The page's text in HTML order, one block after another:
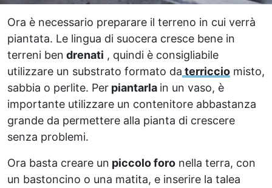
Ora è necessario preparare il terreno in cui verrà
piantata. Le lingua di suocera cresce bene in
terreni ben drenati , quindi è consigliabile
utilizzare un substrato formato da terriccio misto,
sabbia o perlite. Per piantarla in un vaso, è
importante utilizzare un contenitore abbastanza
grande da permettere alla pianta di crescere
senza problemi.
Ora basta creare un piccolo foro nella terra, con
un bastoncino o una matita, e inserire la talea